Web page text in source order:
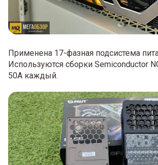
Применена 17-фазная подсистема
Используются сборки Semiconductor
50А каждый.